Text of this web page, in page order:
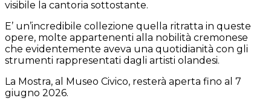
visibile la cantoria sottostante.
E’ un’incredibile collezione quella ritratta in queste
opere, molte appartenenti alla nobilità cremonese
che evidentemente aveva una quotidianità con gli
strumenti rappresentati dagli artisti olandesi.
La Mostra, al Museo Civico, resterà aperta fino al 7
giugno 2026.